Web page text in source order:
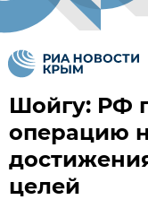
Шойгу: РФ
операцию
целей